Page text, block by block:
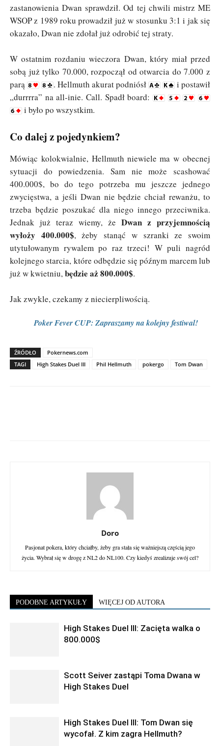
zastanowienia Dwan sprawdził. Od tej chwili mistrz ME
WSOP z 1989 roku prowadził już w stosunku 3:1 i jak się
okazało, Dwan nie zdołał już odrobić tej straty.
W ostatnim rozdaniu wieczora Dwan, który miał przed
sobą już tylko 70.000, rozpoczął od otwarcia do 7.000 z
parą
. Hellmuth akurat podniósł
i postawił
„durrrra” na all-inie. Call. Spadł board:
i było po wszystkim.
Co dalej z pojedynkiem?
Mówiąc kolokwialnie, Hellmuth niewiele ma w obecnej
sytuacji do powiedzenia. Sam nie może scashować
400.000$, bo do tego potrzeba mu jeszcze jednego
zwycięstwa, a jeśli Dwan nie będzie chciał rewanżu, to
trzeba będzie poszukać dla niego innego przeciwnika.
Jednak już teraz wiemy, że Dwan z przyjemnością
wyłoży 400.000$, żeby stanąć w szranki ze swoim
utytułowanym rywalem po raz trzeci! W puli nagród
kolejnego starcia, które odbędzie się późnym marcem lub
już w kwietniu,będzie aż 800.000$.
Jak zwykle, czekamy z niecierpliwością.
Poker Fever CUP: Zapraszamy na kolejny festiwal!
ŹRÓDŁO
Pokernews.com
TAGI
High Stakes Duel III Phil Hellmuth pokergo Tom Dwan
Doro
Pasjonat pokera, który chciałby, żeby gra stała się ważniejszą częścią jego
życia. Wybrał się w drogę z NL2 do NL100. Czy kiedyś zrealizuje swój cel?
PODOBNE ARTYKUŁY WIĘCEJ OD AUTORA
High Stakes Duel III: Zacięta walka o
800.000$
Scott Seiver zastąpi Toma Dwana w
High Stakes Duel
High Stakes Duel III: Tom Dwan się
wycofał. Z kim zagra Hellmuth?